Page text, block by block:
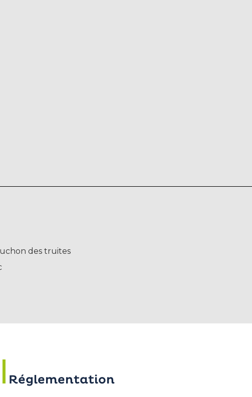
des truites
Réglementation